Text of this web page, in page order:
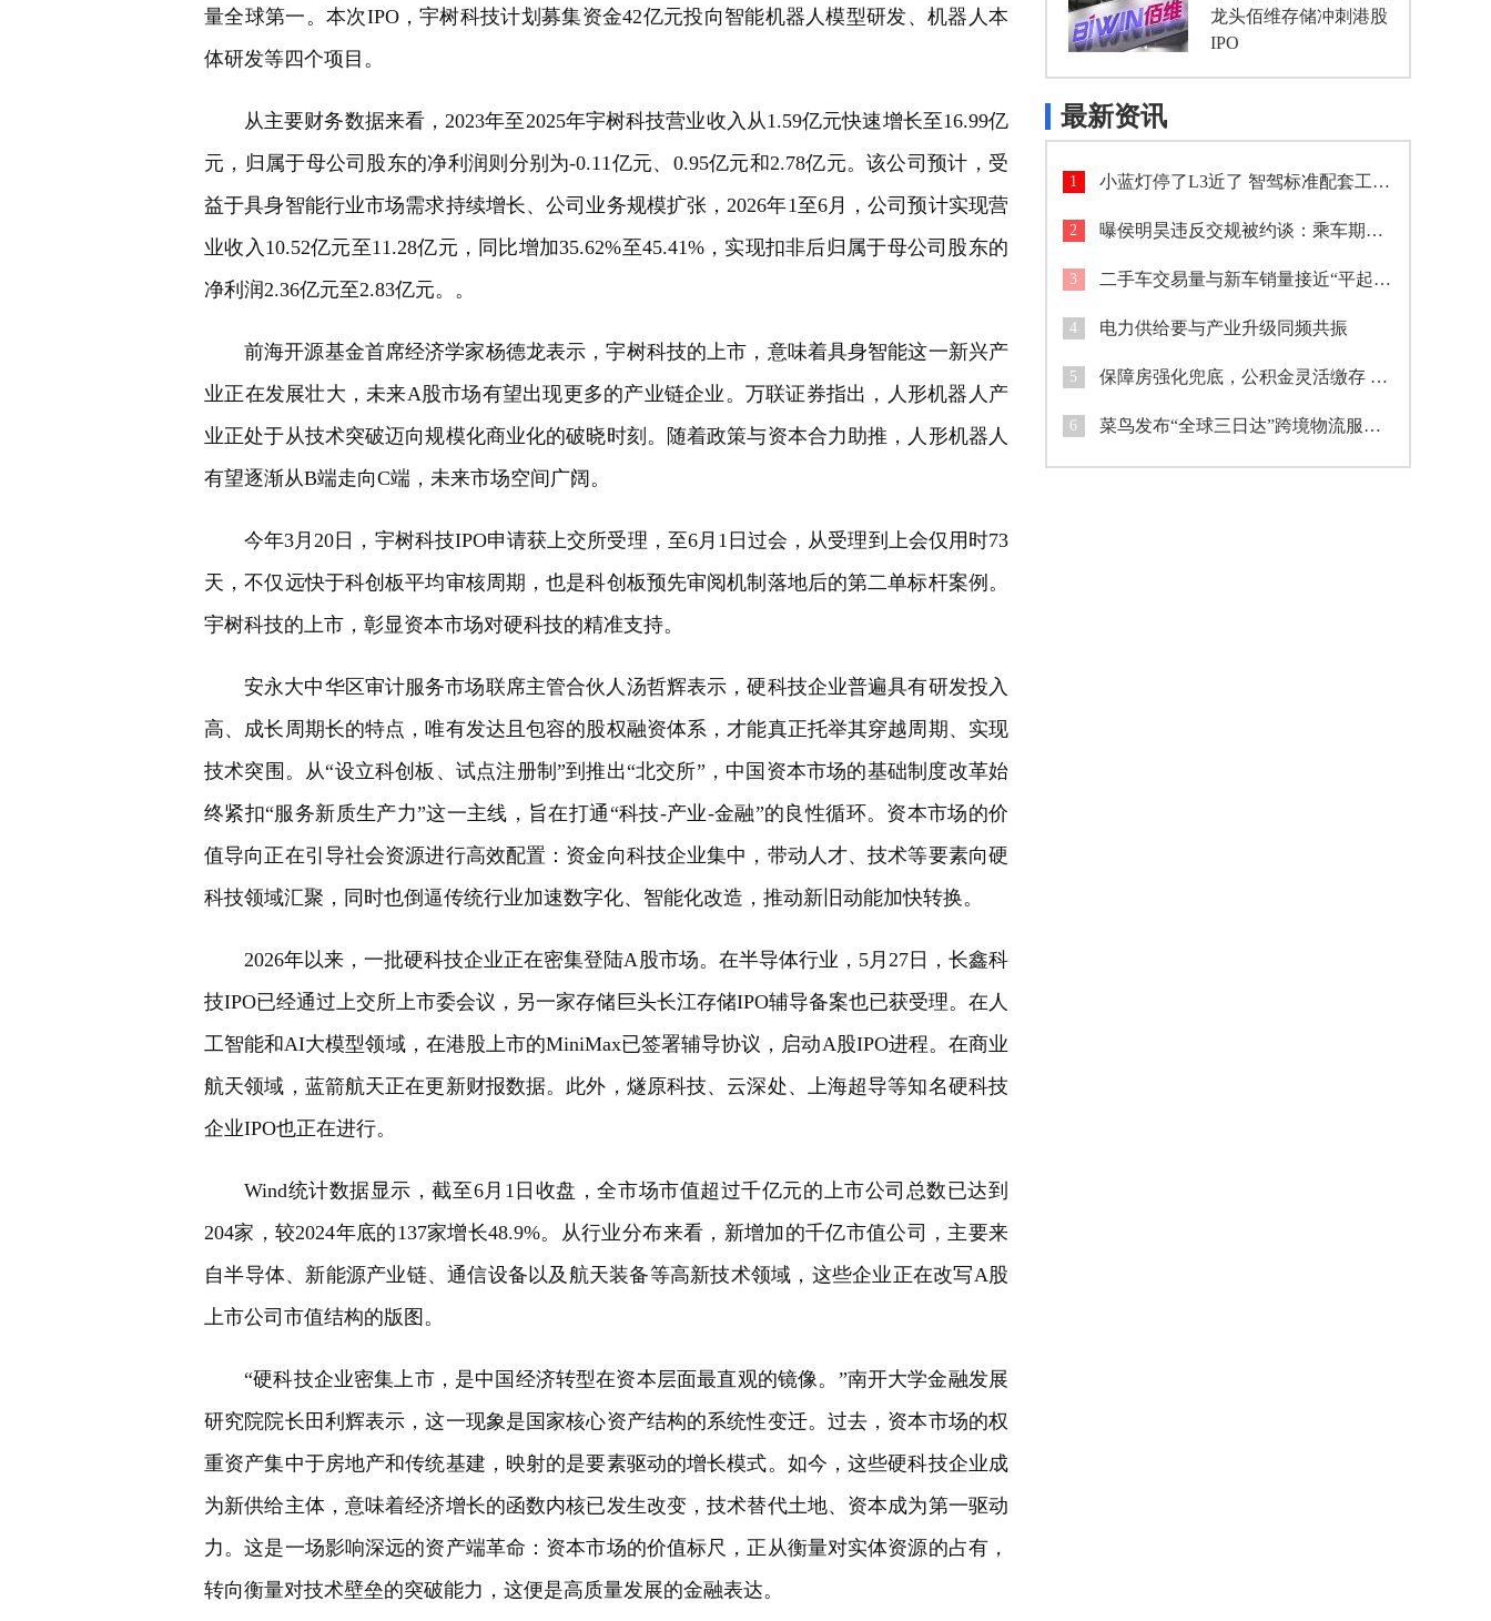
量全球第一。本次IPO，宇树科技计划募集资金42亿元投向智能机器人模型研发、机器人本
体研发等四个项目。
从主要财务数据来看，2023年至2025年宇树科技营业收入从1.59亿元快速增长至16.99亿
元，归属于母公司股东的净利润则分别为-0.11亿元、0.95亿元和2.78亿元。该公司预计，受
益于具身智能行业市场需求持续增长、公司业务规模扩张，2026年1至6月，公司预计实现营
业收入10.52亿元至11.28亿元，同比增加35.62%至45.41%，实现扣非后归属于母公司股东的
净利润2.36亿元至2.83亿元。。
前海开源基金首席经济学家杨德龙表示，宇树科技的上市，意味着具身智能这一新兴产
业正在发展壮大，未来A股市场有望出现更多的产业链企业。万联证券指出，人形机器人产
业正处于从技术突破迈向规模化商业化的破晓时刻。随着政策与资本合力助推，人形机器人
有望逐渐从B端走向C端，未来市场空间广阔。
今年3月20日，宇树科技IPO申请获上交所受理，至6月1日过会，从受理到上会仅用时73
天，不仅远快于科创板平均审核周期，也是科创板预先审阅机制落地后的第二单标杆案例。
宇树科技的上市，彰显资本市场对硬科技的精准支持。
安永大中华区审计服务市场联席主管合伙人汤哲辉表示，硬科技企业普遍具有研发投入
高、成长周期长的特点，唯有发达且包容的股权融资体系，才能真正托举其穿越周期、实现
技术突围。从“设立科创板、试点注册制”到推出“北交所”，中国资本市场的基础制度改革始
终紧扣“服务新质生产力”这一主线，旨在打通“科技-产业-金融”的良性循环。资本市场的价
值导向正在引导社会资源进行高效配置：资金向科技企业集中，带动人才、技术等要素向硬
科技领域汇聚，同时也倒逼传统行业加速数字化、智能化改造，推动新旧动能加快转换。
2026年以来，一批硬科技企业正在密集登陆A股市场。在半导体行业，5月27日，长鑫科
技IPO已经通过上交所上市委会议，另一家存储巨头长江存储IPO辅导备案也已获受理。在人
工智能和AI大模型领域，在港股上市的MiniMax已签署辅导协议，启动A股IPO进程。在商业
航天领域，蓝箭航天正在更新财报数据。此外，燧原科技、云深处、上海超导等知名硬科技
企业IPO也正在进行。
Wind统计数据显示，截至6月1日收盘，全市场市值超过千亿元的上市公司总数已达到
204家，较2024年底的137家增长48.9%。从行业分布来看，新增加的千亿市值公司，主要来
自半导体、新能源产业链、通信设备以及航天装备等高新技术领域，这些企业正在改写A股
上市公司市值结构的版图。
“硬科技企业密集上市，是中国经济转型在资本层面最直观的镜像。”南开大学金融发展
研究院院长田利辉表示，这一现象是国家核心资产结构的系统性变迁。过去，资本市场的权
重资产集中于房地产和传统基建，映射的是要素驱动的增长模式。如今，这些硬科技企业成
为新供给主体，意味着经济增长的函数内核已发生改变，技术替代土地、资本成为第一驱动
力。这是一场影响深远的资产端革命：资本市场的价值标尺，正从衡量对实体资源的占有，
转向衡量对技术壁垒的突破能力，这便是高质量发展的金融表达。
龙头佰维存储冲刺港股
IPO
最新资讯
1 小蓝灯停了L3近了 智驾标准配套工作持续完善
2 曝侯明昊违反交规被约谈：乘车期间将身体探出车窗与粉丝打招呼
3 二手车交易量与新车销量接近“平起平坐”
4 电力供给要与产业升级同频共振
5 保障房强化兜底，公积金灵活缴存 广西开展专项行动助环卫工建筑工圆安居梦
6 菜鸟发布“全球三日达”跨境物流服务产品